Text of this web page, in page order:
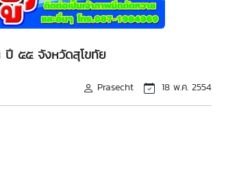
๕๕ จังหวัดสุโขทัย
Prasecht 18 พ.ค. 2554